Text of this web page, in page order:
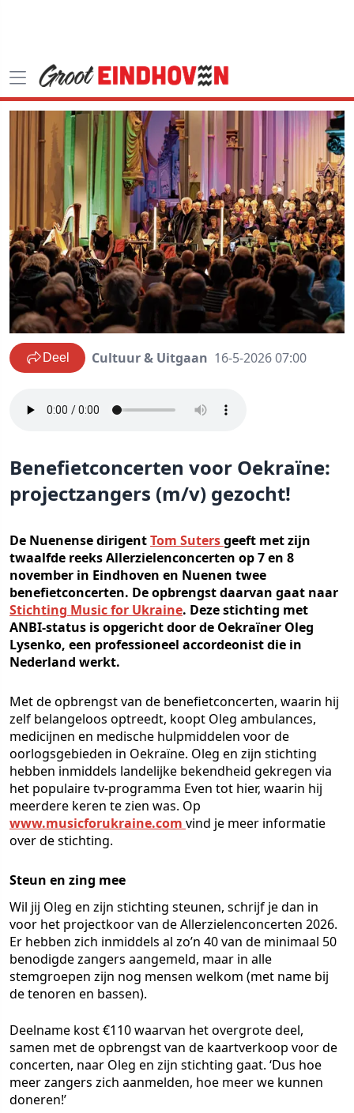
Deel Cultuur & Uitgaan 16-5-2026 07:00
Benefietconcerten voor Oekraïne:
projectzangers (m/v) gezocht!
De Nuenense dirigentTom Sutersgeeft met zijn
twaalfde reeks Allerzielenconcerten op 7 en 8
november in Eindhoven en Nuenen twee
benefietconcerten. De opbrengst daarvan gaat naar
Stichting Music for Ukraine. Deze stichting met
ANBI-status is opgericht door de Oekraïner Oleg
Lysenko, een professioneel accordeonist die in
Nederland werkt.
Met de opbrengst van de benefietconcerten, waarin hij
zelf belangeloos optreedt, koopt Oleg ambulances,
medicijnen en medische hulpmiddelen voor de
oorlogsgebieden in Oekraïne. Oleg en zijn stichting
hebben inmiddels landelijke bekendheid gekregen via
het populaire tv-programma Even tot hier, waarin hij
meerdere keren te zien was. Op
www.musicforukraine.com vind je meer informatie
over de stichting.
Steun en zing mee
Wil jij Oleg en zijn stichting steunen, schrijf je dan in
voor het projectkoor van de Allerzielenconcerten 2026.
Er hebben zich inmiddels al zo’n 40 van de minimaal 50
benodigde zangers aangemeld, maar in alle
stemgroepen zijn nog mensen welkom (met name bij
de tenoren en bassen).
Deelname kost €110 waarvan het overgrote deel,
samen met de opbrengst van de kaartverkoop voor de
concerten, naar Oleg en zijn stichting gaat. ‘Dus hoe
meer zangers zich aanmelden, hoe meer we kunnen
doneren!’